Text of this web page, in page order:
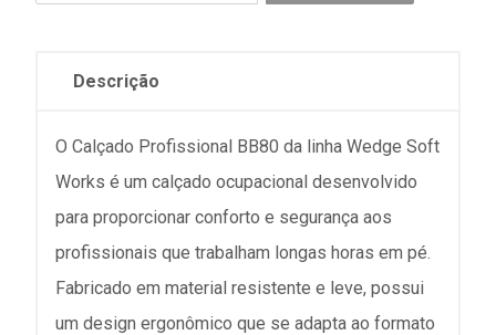
Descrição
O Calçado Profissional BB80 da linha Wedge Soft
Works é um calçado ocupacional desenvolvido
para proporcionar conforto e segurança aos
profissionais que trabalham longas horas em pé.
Fabricado em material resistente e leve, possui
um design ergonômico que se adapta ao formato